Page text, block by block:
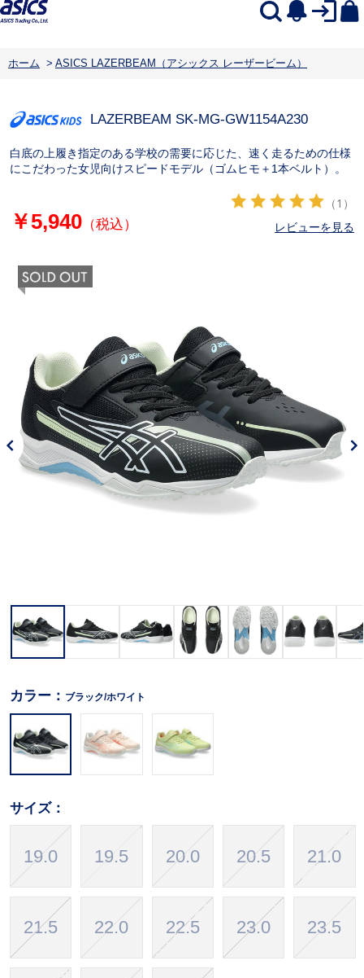
ホーム > ASICS LAZERBEAM（アシックス レーザービーム）
LAZERBEAM SK-MG-GW1154A230
白底の上履き指定のある学校の需要に応じた、速く走るための仕様
にこだわった女児向けスピードモデル（ゴムヒモ＋1本ベルト）。
￥5,940（税込）
（1）
レビューを見る
カラー： ブラック/ホワイト
サイズ：
19.0 19.5 20.0 20.5 21.0
21.5 22.0 22.5 23.0 23.5